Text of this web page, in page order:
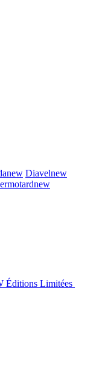
new Diavelnew
new
Éditions Limitées